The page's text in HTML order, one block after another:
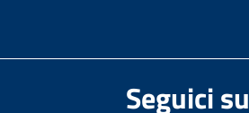
Seguici su